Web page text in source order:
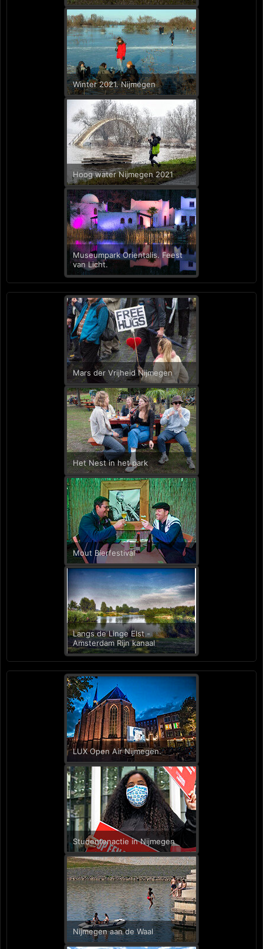
Winter 2021. Nijmegen
Hoog water Nijmegen 2021
Museumpark Orientalis. Feest
van Licht.
Mars der Vrijheid Nijmegen
Het Nest in het park
Mout Bierfestival
Langs de Linge Elst -
Amsterdam Rijn kanaal
LUX Open Air Nijmegen.
Studentenactie in Nijmegen
Nijmegen aan de Waal